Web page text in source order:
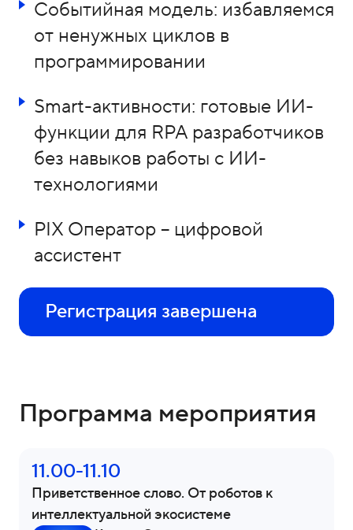
Событийная модель: избавляемся
от ненужных циклов в
программировании
Smart-активности: готовые ИИ-
функции для RPA разработчиков
без навыков работы с ИИ-
технологиями
PIX Оператор – цифровой
ассистент
Регистрация завершена
Программа мероприятия
11.00-11.10
Приветственное слово. От роботов к
интеллектуальной экосистеме